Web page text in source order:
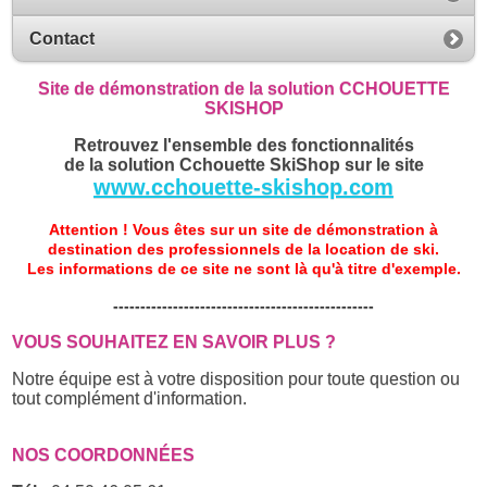
Contact
Site de démonstration de la solution CCHOUETTE
SKISHOP
Retrouvez l'ensemble des fonctionnalités
de la solution Cchouette SkiShop sur le site
www.cchouette-skishop.com
Attention ! Vous êtes sur un site de démonstration à
destination des professionnels de la location de ski.
Les informations de ce site ne sont là qu'à titre d'exemple.
------------------------------------------------
VOUS SOUHAITEZ EN SAVOIR PLUS ?
Notre équipe est à votre disposition pour toute question ou
tout complément d'information.
NOS COORDONNÉES